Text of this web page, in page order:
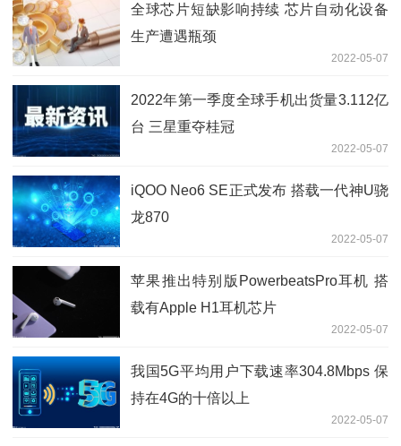
全球芯片短缺影响持续 芯片自动化设备
生产遭遇瓶颈
2022-05-07
2022年第一季度全球手机出货量3.112亿
台 三星重夺桂冠
2022-05-07
iQOO Neo6 SE正式发布 搭载一代神U骁
龙870
2022-05-07
苹果推出特别版PowerbeatsPro耳机 搭
载有Apple H1耳机芯片
2022-05-07
我国5G平均用户下载速率304.8Mbps 保
持在4G的十倍以上
2022-05-07